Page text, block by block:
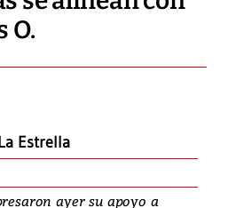
O.
Estrella
ayer su apoyo a